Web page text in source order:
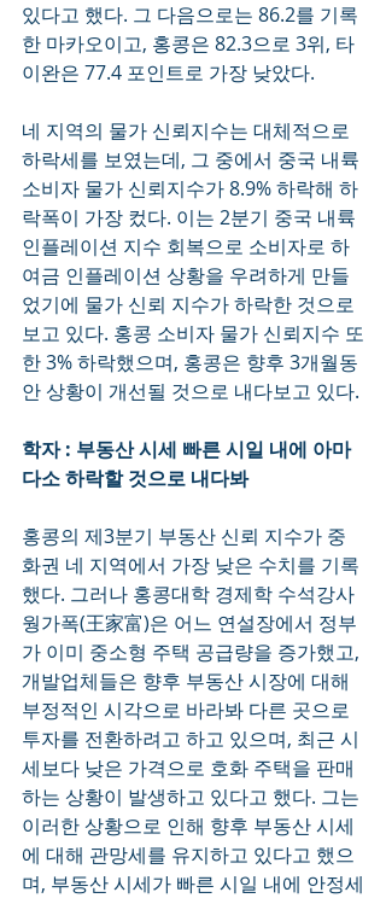
있다고 했다. 그 다음으로는 86.2를 기록
한 마카오이고, 홍콩은 82.3으로 3위, 타
이완은 77.4 포인트로 가장 낮았다.
네 지역의 물가 신뢰지수는 대체적으로
하락세를 보였는데, 그 중에서 중국 내륙
소비자 물가 신뢰지수가 8.9% 하락해 하
락폭이 가장 컸다. 이는 2분기 중국 내륙
인플레이션 지수 회복으로 소비자로 하
여금 인플레이션 상황을 우려하게 만들
었기에 물가 신뢰 지수가 하락한 것으로
보고 있다. 홍콩 소비자 물가 신뢰지수 또
한 3% 하락했으며, 홍콩은 향후 3개월동
안 상황이 개선될 것으로 내다보고 있다.
학자 : 부동산 시세 빠른 시일 내에 아마
다소 하락할 것으로 내다봐
홍콩의 제3분기 부동산 신뢰 지수가 중
화권 네 지역에서 가장 낮은 수치를 기록
했다. 그러나 홍콩대학 경제학 수석강사
웡가폭(王家富)은 어느 연설장에서 정부
가 이미 중소형 주택 공급량을 증가했고,
개발업체들은 향후 부동산 시장에 대해
부정적인 시각으로 바라봐 다른 곳으로
투자를 전환하려고 하고 있으며, 최근 시
세보다 낮은 가격으로 호화 주택을 판매
하는 상황이 발생하고 있다고 했다. 그는
이러한 상황으로 인해 향후 부동산 시세
에 대해 관망세를 유지하고 있다고 했으
며, 부동산 시세가 빠른 시일 내에 안정세